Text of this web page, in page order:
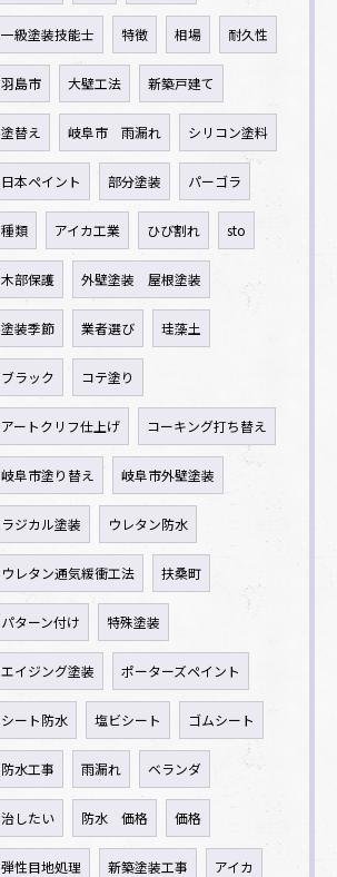
一級塗装技能士 特徴 相場 耐久性
羽島市 大壁工法 新築戸建て
塗替え 岐阜市 雨漏れ シリコン塗料
日本ペイント 部分塗装 パーゴラ
種類 アイカ工業 ひび割れ sto
木部保護 外壁塗装 屋根塗装
塗装季節 業者選び 珪藻土
ブラック コテ塗り
アートクリフ仕上げ コーキング打ち替え
岐阜市塗り替え 岐阜市外壁塗装
ラジカル塗装 ウレタン防水
ウレタン通気緩衝工法 扶桑町
パターン付け 特殊塗装
エイジング塗装 ポーターズペイント
シート防水 塩ビシート ゴムシート
防水工事 雨漏れ ベランダ
治したい 防水 価格 価格
弾性目地処理 新築塗装工事 アイカ